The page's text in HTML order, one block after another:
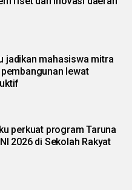
jadikan mahasiswa mitra
lewat
perkuat program Taruna
2026 di Sekolah Rakyat